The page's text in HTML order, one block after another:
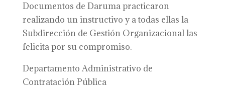
Documentos de Daruma practicaron
realizando un instructivo y a todas ellas la
Subdirección de Gestión Organizacional las
felicita por su compromiso.
Departamento Administrativo de
Contratación Pública